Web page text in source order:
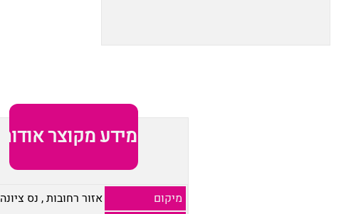
מידע מקוצר אודות
מיקום אזור רחובות, נס ציונה